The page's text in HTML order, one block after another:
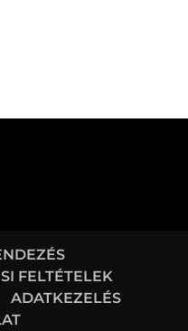
FELTÉTELEK
ADATKEZELÉS